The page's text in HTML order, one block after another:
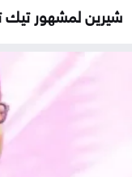
شيرين لمشهور